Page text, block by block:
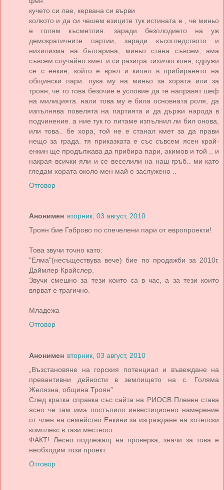
кучето си лае, кервана си върви
колкото и да си чешем езиците тук истината е , че миньо
е голям късметлия. заради безплодието на уж
демократичните партии, заради късогледството и
нихилизма на българина, миньо стана съвсем, ама
съвсем случайно кмет. и си разигра тихичко коня, сдружи
се с енкин, който е врял и кипял в прибирането на
общински пари. пука му на миньо за хората или за
троян, че то това безочие е условие да те направят шеф
на милицията. нали това му е била основната роля, да
изпълнява повелята на партията и да държи народа в
подчинение. а ние тук го питаме изпълнил ли бил онова,
или това.. бе хора, той не е станал кмет за да прави
нещо за града. тя приказката е със съвсем ясен край-
енкин ще продължава да прибира пари, акимов и той .. и
накрая всички яли и се веселили на наш гръб.. ми като
гледам хората около мен май е заслужено ..
Отговор
Анонимен вторник, 03 август, 2010
Троян бие Габрово по спечелени пари от европроекти!
Това звучи точно като:
"Елма"(несъществува вече) бие по продажби за 2010г.
Даймлер Крайслер.
Звучи смешно за тези които са в час, а за тези които
вярват е трагично.
Младежа
Отговор
Анонимен вторник, 03 август, 2010
„Възстановяне на горския потенциал и въвеждане на
превантивни дейности в землището на с. Голяма
Желязна, община Троян”
След кратка справка със сайта на РИОСВ Плевен става
ясно че там има постъпило инвестиционно намерение
от член на семейство Енкини за изграждане на хотелски
комплекс в тази местност.
ФАКТ! Лесно подлежащ на проверка, значи за това е
необходим този проект.
Отговор